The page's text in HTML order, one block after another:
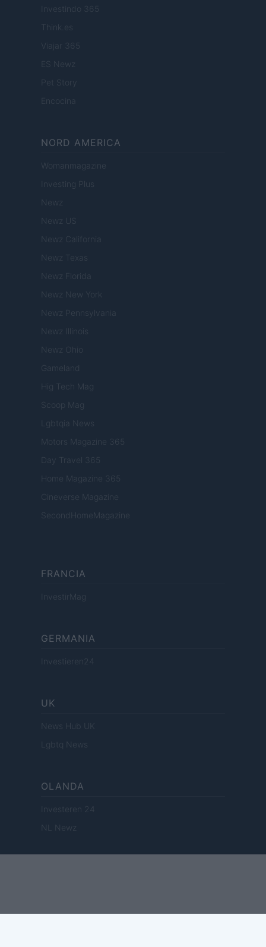
Investindo 365
Think.es
Viajar 365
ES Newz
Pet Story
Encocina
NORD AMERICA
Womanmagazine
Investing Plus
Newz
Newz US
Newz California
Newz Texas
Newz Florida
Newz New York
Newz Pennsylvania
Newz Illinois
Newz Ohio
Gameland
Hig Tech Mag
Scoop Mag
Lgbtqia News
Motors Magazine 365
Day Travel 365
Home Magazine 365
Cineverse Magazine
SecondHomeMagazine
FRANCIA
InvestirMag
GERMANIA
Investieren24
UK
News Hub UK
Lgbtq News
OLANDA
Investeren 24
NL Newz